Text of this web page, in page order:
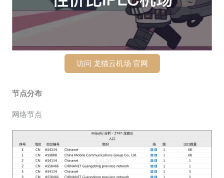
访问 龙猫云机场 官网
节点分布
网络节点